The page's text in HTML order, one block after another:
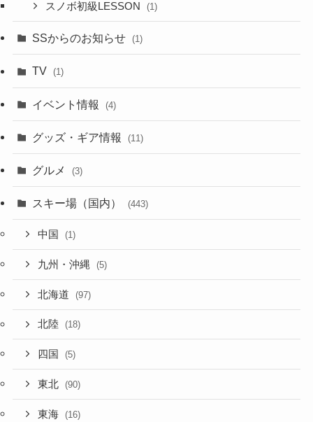
スノボ初級LESSON (1)
SSからのお知らせ (1)
TV (1)
イベント情報 (4)
グッズ・ギア情報 (11)
グルメ (3)
スキー場（国内） (443)
中国 (1)
九州・沖縄 (5)
北海道 (97)
北陸 (18)
四国 (5)
東北 (90)
東海 (16)